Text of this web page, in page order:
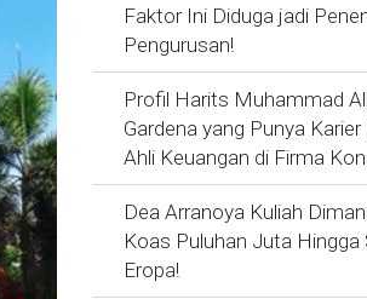
Faktor Ini Diduga jadi
Pengurusan!
Profil Harits Muhammad
Gardena yang Punya
Ahli Keuangan di Firma
Dea Arranoya Kuliah
Koas Puluhan Juta Hingga
Eropa!